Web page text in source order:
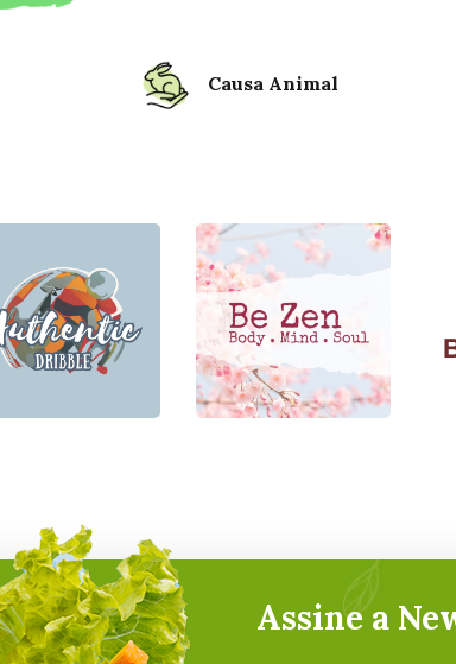
Causa Animal
Authentic
Dribble
Be Zen
Assine a